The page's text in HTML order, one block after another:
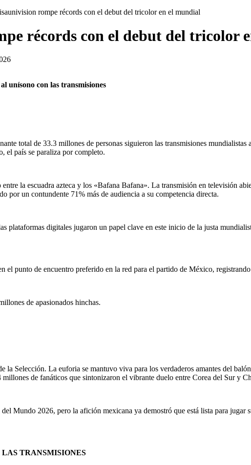
rompe récords con el debut del tricolor en el mundial
récords con el debut del tricolor
unísono con las transmisiones
total de 33.3 millones de personas siguieron las transmisiones
el país se paraliza por completo.
la escuadra azteca y los «Bafana Bafana». La transmisión en televisión
por un contundente 71% más de audiencia a su competencia directa.
plataformas digitales jugaron un papel clave en este inicio de la justa
punto de encuentro preferido en la red para el partido de México,
de apasionados hinchas.
la Selección. La euforia se mantuvo viva para los verdaderos amantes del
de fanáticos que sintonizaron el vibrante duelo entre Corea del Sur y
Mundo 2026, pero la afición mexicana ya demostró que está lista para
LAS TRANSMISIONES